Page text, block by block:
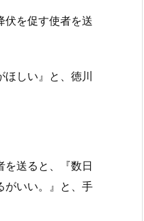
伏を促す使者を送
ほしい』と、徳川
を送ると、『数日
がいい。』と、手